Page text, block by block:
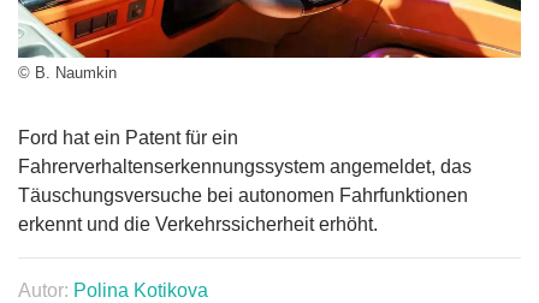
© B. Naumkin
Ford hat ein Patent für ein
Fahrerverhaltenserkennungssystem angemeldet, das
Täuschungsversuche bei autonomen Fahrfunktionen
erkennt und die Verkehrssicherheit erhöht.
Autor: Polina Kotikova